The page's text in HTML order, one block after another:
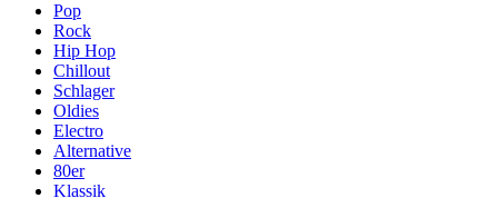
Pop
Rock
Hip Hop
Chillout
Schlager
Oldies
Electro
Alternative
80er
Klassik